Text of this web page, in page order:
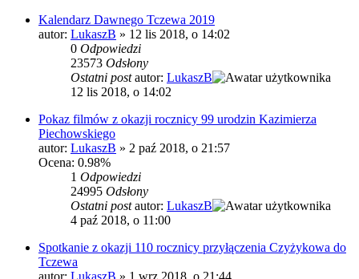
Kalendarz Dawnego Tczewa 2019
autor: LukaszB » 12 lis 2018, o 14:02
0 Odpowiedzi
23573 Odsłony
Ostatni postautor: LukaszB
12 lis 2018, o 14:02
Pokaz filmów z okazji rocznicy 99 urodzin Kazimierza
Piechowskiego
autor: LukaszB » 2 paź 2018, o 21:57
Ocena: 0.98%
1 Odpowiedzi
24995 Odsłony
Ostatni postautor: LukaszB
4 paź 2018, o 11:00
Spotkanie z okazji 110 rocznicy przyłączenia Czyżykowa do
Tczewa
autor: LukaszB » 1 wrz 2018, o 21:44